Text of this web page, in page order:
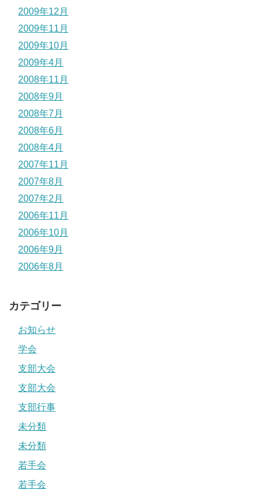
2009年12月
2009年11月
2009年10月
2009年4月
2008年11月
2008年9月
2008年7月
2008年6月
2008年4月
2007年11月
2007年8月
2007年2月
2006年11月
2006年10月
2006年9月
2006年8月
カテゴリー
お知らせ
学会
支部大会
支部大会
支部行事
未分類
未分類
若手会
若手会